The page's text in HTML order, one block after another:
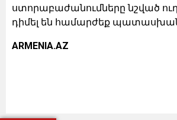
ստորաբաժանումները նշված
դիմել են համարժեք պատասխան
ARMENIA.AZ